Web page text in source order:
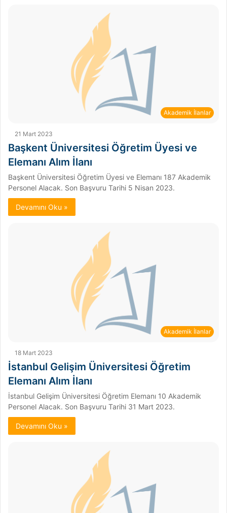
Akademik İlanlar
21 Mart 2023
Başkent Üniversitesi Öğretim Üyesi ve
Elemanı Alım İlanı
Başkent Üniversitesi Öğretim Üyesi ve Elemanı 187 Akademik
Personel Alacak. Son Başvuru Tarihi 5 Nisan 2023.
Devamını Oku »
Akademik İlanlar
18 Mart 2023
İstanbul Gelişim Üniversitesi Öğretim
Elemanı Alım İlanı
İstanbul Gelişim Üniversitesi Öğretim Elemanı 10 Akademik
Personel Alacak. Son Başvuru Tarihi 31 Mart 2023.
Devamını Oku »